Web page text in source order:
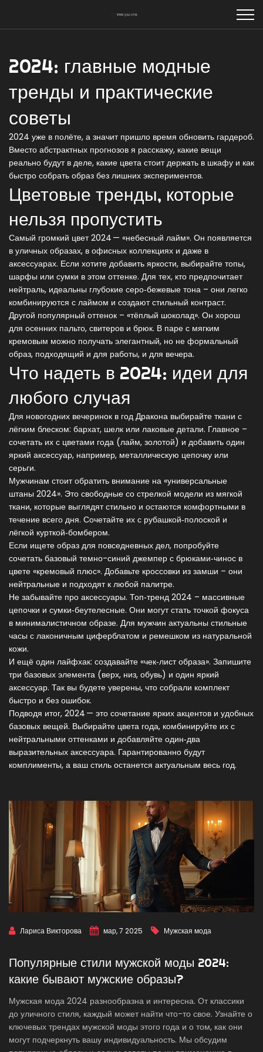
2024: главные модные
тренды и практические
советы
2024 уже в полёте, а значит пришло время обновить гардероб.
Вместо абстрактных прогнозов я расскажу, какие вещи
реально будут в деле, какие цвета стоит держать в шкафу и как
быстро собрать образ без лишних экспериментов.
Цветовые тренды, которые
нельзя пропустить
Самый громкий цвет 2024 — «небесный лайм». Он появляется
в уличных образах, в офисных коллекциях и даже в
аксессуарах. Если хотите добавить яркости, выбирайте топы,
шарфы или сумки в этом оттенке. Для тех, кто предпочитает
нейтраль, идеальны глубокие серо‑бежевые тона – они легко
комбинируются с лаймом и создают стильный контраст.
Другой популярный оттенок – «тёплый шоколад». Он хорош
для осенних пальто, свитеров и брюк. В паре с мягким
кремовым можно получать элегантный, но не формальный
образ, подходящий и для работы, и для вечера.
Что надеть в 2024: идеи для
любого случая
Для новогодних вечеринок в год Дракона выбирайте ткани с
лёгким блеском: бархат, шелк или лаковые детали. Главное –
сочетать их с цветами года (лайм, золотой) и добавить один
яркий аксессуар, например, металлическую цепочку или
серьги.
Мужчинам стоит обратить внимание на «универсальные
штаны 2024». Это свободные со стрелкой модели из мягкой
ткани, которые выглядят стильно и остаются комфортными в
течение всего дня. Сочетайте их с рубашкой‑полоской и
лёгкой курткой‑бомбером.
Если ищете образ для повседневных дел, попробуйте
сочетать базовый темно-синий джемпер с брюками‑чинос в
цвете «кремовый плюс». Добавьте кроссовки из замши – они
нейтральные и подходят к любой палитре.
Не забывайте про аксессуары. Топ‑тренд 2024 – массивные
цепочки и сумки‑беутелесные. Они могут стать точкой фокуса
в минималистичном образе. Для мужчин актуальны стильные
часы с лаконичным циферблатом и ремешком из натуральной
кожи.
И ещё один лайфхак: создавайте «чек‑лист образа». Запишите
три базовых элемента (верх, низ, обувь) и один яркий
аксессуар. Так вы будете уверены, что собрали комплект
быстро и без ошибок.
Подводя итог, 2024 — это сочетание ярких акцентов и удобных
базовых вещей. Выбирайте цвета года, комбинируйте их с
нейтральными оттенками и добавляйте один‑два
выразительных аксессуара. Гарантированно будут
комплименты, а ваш стиль останется актуальным весь год.
Лариса Викторова мар, 7 2025 Мужская мода
Популярные стили мужской моды 2024:
какие бывают мужские образы?
Мужская мода 2024 разнообразна и интересна. От классики
до уличного стиля, каждый может найти что-то свое. Узнайте о
ключевых трендах мужской моды этого года и о том, как они
могут подчеркнуть вашу индивидуальность. Мы обсудим